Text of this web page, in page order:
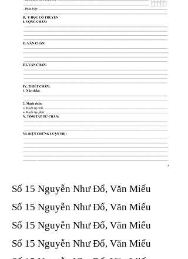
Số 15 Nguyễn Như Đổ, Văn Miếu​​​​
Số 15 Nguyễn Như Đổ, Văn Miếu​​​​
Số 15 Nguyễn Như Đổ, Văn Miếu​​​​
Số 15 Nguyễn Như Đổ, Văn Miếu​​​​